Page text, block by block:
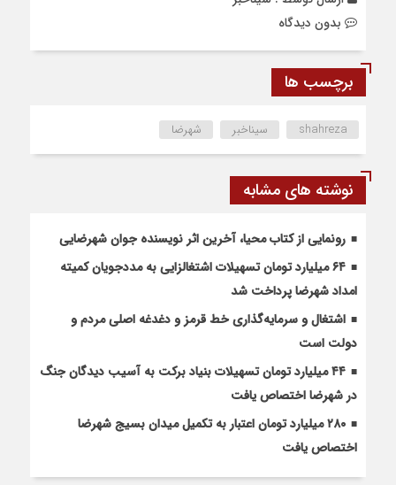
بدون دیدگاه
برچسب ها
shahreza سیناخبر شهرضا
نوشته های مشابه
رونمایی از کتاب محیا، آخرین اثر نویسنده جوان شهرضایی
۶۴ میلیارد تومان تسهیلات اشتغالزایی به مددجویان کمیته
امداد شهرضا پرداخت شد
اشتغال و سرمایه‌گذاری خط قرمز و دغدغه اصلی مردم و
دولت است
۴۴ میلیارد تومان تسهیلات بنیاد برکت به آسیب دیدگان جنگ
در شهرضا اختصاص یافت
۲۸۰ میلیارد تومان اعتبار به تکمیل میدان بسیج شهرضا
اختصاص یافت